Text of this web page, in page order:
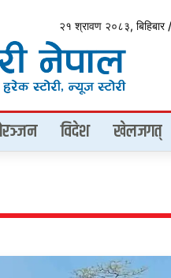
२१ श्रावण २०८३,
विदेश खेलजगत्